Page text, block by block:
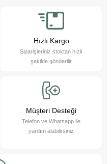
bir yaşam süreriz; düzenli
daha düzenli hale
yakından tanımak
bize sağladığı bu
en iyi şekilde hizmet etmek için
Online petshop olarak, evcil
ve hizmeti hassasiyetle
dostlarınızın ihtiyaçlarını
artırabilirsiniz.
Hızlı Kargo
Siparişleriniz stoktan hızlı
şekilde gönderilir
Müşteri Desteği
Telefon ve Whatsapp ile
yardım alabilirsiniz